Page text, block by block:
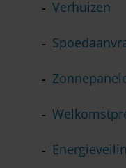
Verhuizen